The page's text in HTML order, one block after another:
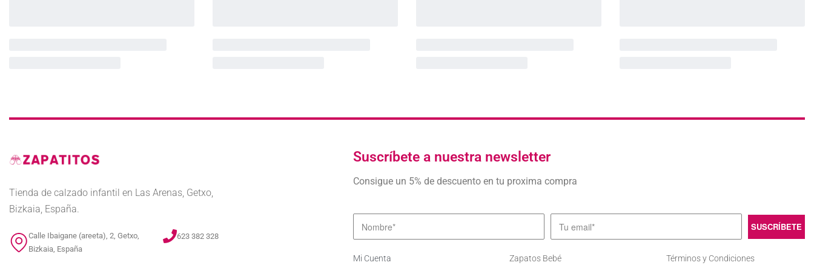
Tienda de calzado infantil en Las Arenas, Getxo,
Bizkaia, España.
Calle Ibaigane (areeta), 2, Getxo,
Bizkaia, España
623 382 328
Suscríbete a nuestra newsletter
Consigue un 5% de descuento en tu proxima compra
Mi Cuenta
Zapatos Bebé
Términos y Condiciones